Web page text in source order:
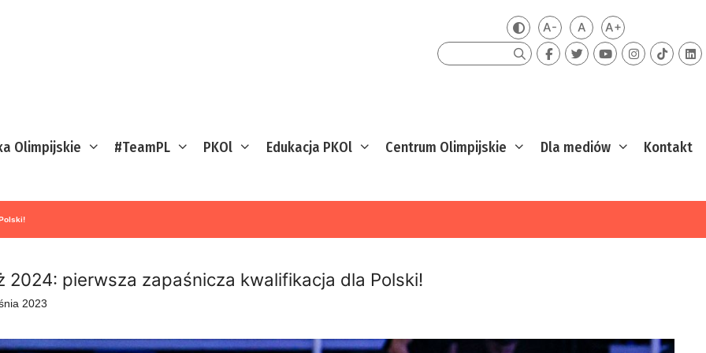
Zmień kontrast
A-Mniejsza czcionka
ADomyślna czcionka
A+Większa
Szukaj
Olimpijskie #TeamPL PKOl Edukacja PKOl Centrum Olimpijskie Dla mediów Kontakt
2024: pierwsza zapaśnicza kwalifikacja dla Polski!
2023